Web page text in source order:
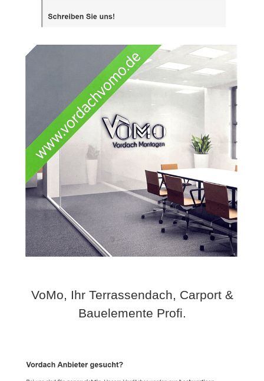
VoMo, Ihr Terrassendach, Carport &
Bauelemente Profi.